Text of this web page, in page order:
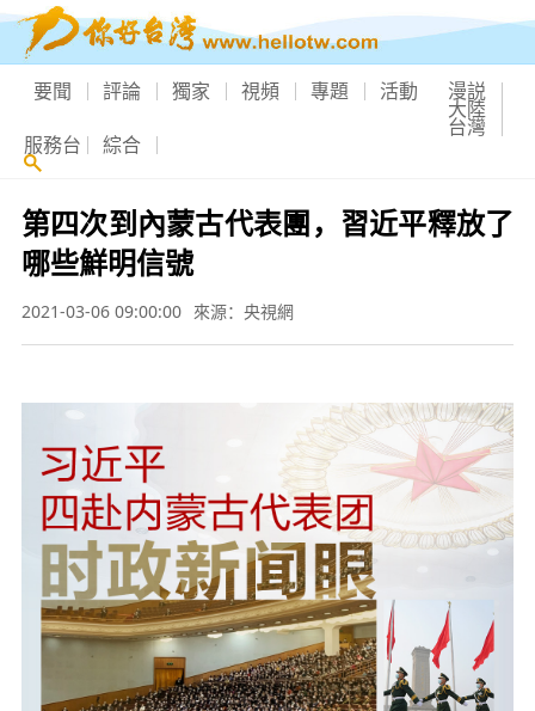
要聞 評論 獨家 視頻 專題 活動 漫説
大陸
台灣
服務台 綜合
第四次到內蒙古代表團，習近平釋放了
哪些鮮明信號
2021-03-06 09:00:00 來源：央視網